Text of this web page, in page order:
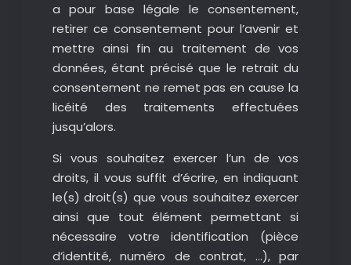
a pour base légale le consentement,
retirer ce consentement pour l’avenir et
mettre ainsi fin au traitement de vos
données, étant précisé que le retrait du
consentement ne remet pas en cause la
licéité des traitements effectuées
jusqu’alors.
Si vous souhaitez exercer l’un de vos
droits, il vous suffit d’écrire, en indiquant
le(s) droit(s) que vous souhaitez exercer
ainsi que tout élément permettant si
nécessaire votre identification (pièce
d’identité, numéro de contrat, …), par